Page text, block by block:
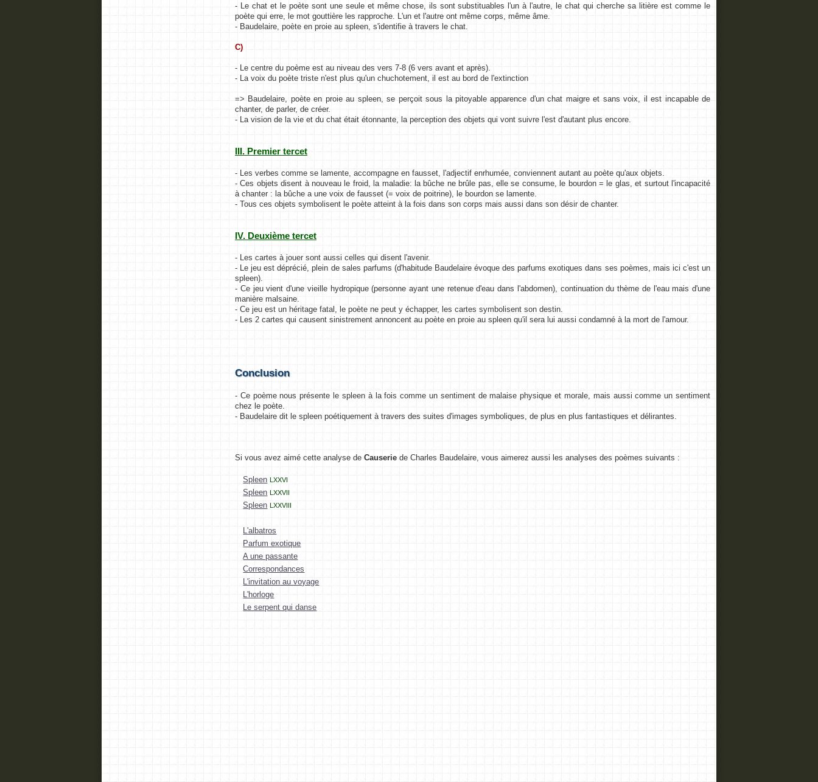
- Le chat et le poète sont une seule et même chose, ils sont substituables l'un à l'autre, le chat qui cherche sa litière est comme le
poète qui erre, le mot gouttière les rapproche. L'un et l'autre ont même corps, même âme.
- Baudelaire, poète en proie au spleen, s'identifie à travers le chat.
C)
- Le centre du poème est au niveau des vers 7-8 (6 vers avant et après).
- La voix du poète triste n'est plus qu'un chuchotement, il est au bord de l'extinction
=> Baudelaire, poète en proie au spleen, se perçoit sous la pitoyable apparence d'un chat maigre et sans voix, il est incapable de
chanter, de parler, de créer.
- La vision de la vie et du chat était étonnante, la perception des objets qui vont suivre l'est d'autant plus encore.
III. Premier tercet
- Les verbes comme se lamente, accompagne en fausset, l'adjectif enrhumée, conviennent autant au poète qu'aux objets.
- Ces objets disent à nouveau le froid, la maladie: la bûche ne brûle pas, elle se consume, le bourdon = le glas, et surtout l'incapacité
à chanter : la bûche a une voix de fausset (= voix de poitrine), le bourdon se lamente.
- Tous ces objets symbolisent le poète atteint à la fois dans son corps mais aussi dans son désir de chanter.
IV. Deuxième tercet
- Les cartes à jouer sont aussi celles qui disent l'avenir.
- Le jeu est déprécié, plein de sales parfums (d'habitude Baudelaire évoque des parfums exotiques dans ses poèmes, mais ici c'est un
spleen).
- Ce jeu vient d'une vieille hydropique (personne ayant une retenue d'eau dans l'abdomen), continuation du thème de l'eau mais d'une
manière malsaine.
- Ce jeu est un héritage fatal, le poète ne peut y échapper, les cartes symbolisent son destin.
- Les 2 cartes qui causent sinistrement annoncent au poète en proie au spleen qu'il sera lui aussi condamné à la mort de l'amour.
Conclusion
- Ce poème nous présente le spleen à la fois comme un sentiment de malaise physique et morale, mais aussi comme un sentiment
chez le poète.
- Baudelaire dit le spleen poétiquement à travers des suites d'images symboliques, de plus en plus fantastiques et délirantes.
Si vous avez aimé cette analyse de Causerie de Charles Baudelaire, vous aimerez aussi les analyses des poèmes suivants :
Spleen LXXVI
Spleen LXXVII
Spleen LXXVIII
L'albatros
Parfum exotique
A une passante
Correspondances
L'invitation au voyage
L'horloge
Le serpent qui danse